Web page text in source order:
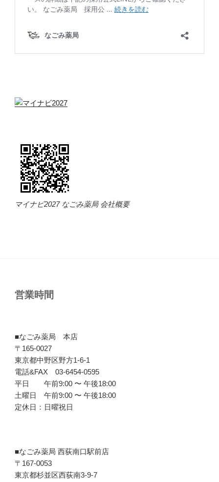
マイナビ2027 なごみ薬局 会社概要
営業時間
■なごみ薬局 本店
〒165-0027
東京都中野区野方1-6-1
電話&FAX 03-6454-0595
平日 午前9:00 〜 午後18:00
土曜日 午前9:00 〜 午後18:00
定休日：日曜祝日
■なごみ薬局 西荻南口駅前店
〒167-0053
東京都杉並区西荻南3-9-7